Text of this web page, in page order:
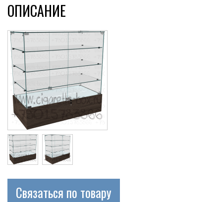
ОПИСАНИЕ
Связаться по товару